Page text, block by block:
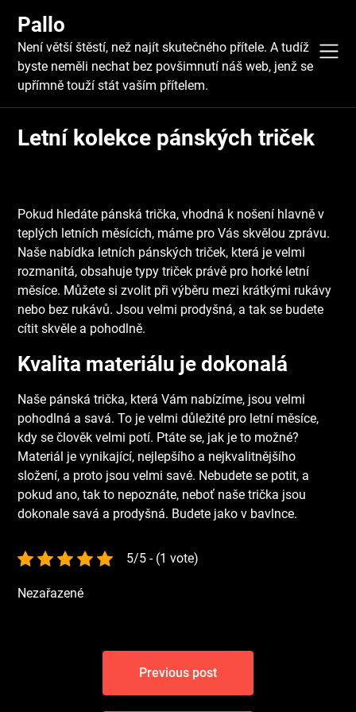
content
Pallo
Není větší štěstí, než najít skutečného přítele. A tudíž
byste neměli nechat bez povšimnutí náš web, jenž se
upřímně touží stát vaším přítelem.
Letní kolekce pánských triček
Pokud hledáte pánská trička, vhodná k nošení hlavně v
teplých letních měsících, máme pro Vás skvělou zprávu.
Naše nabídka letních pánských triček, která je velmi
rozmanitá, obsahuje typy triček právě pro horké letní
měsíce. Můžete si zvolit při výběru mezi krátkými rukávy
nebo bez rukávů. Jsou velmi prodyšná, a tak se budete
cítit skvěle a pohodlně.
Kvalita materiálu je dokonalá
Naše pánská trička, která Vám nabízíme, jsou velmi
pohodlná a savá. To je velmi důležité pro letní měsíce,
kdy se člověk velmi potí. Ptáte se, jak je to možné?
Materiál je vynikající, nejlepšího a nejkvalitnějšího
složení, a proto jsou velmi savé. Nebudete se potit, a
pokud ano, tak to nepoznáte, neboť naše trička jsou
dokonale savá a prodyšná. Budete jako v bavlnce.
5/5 - (1 vote)
Nezařazené
Navigace
příspěvek
Previous post